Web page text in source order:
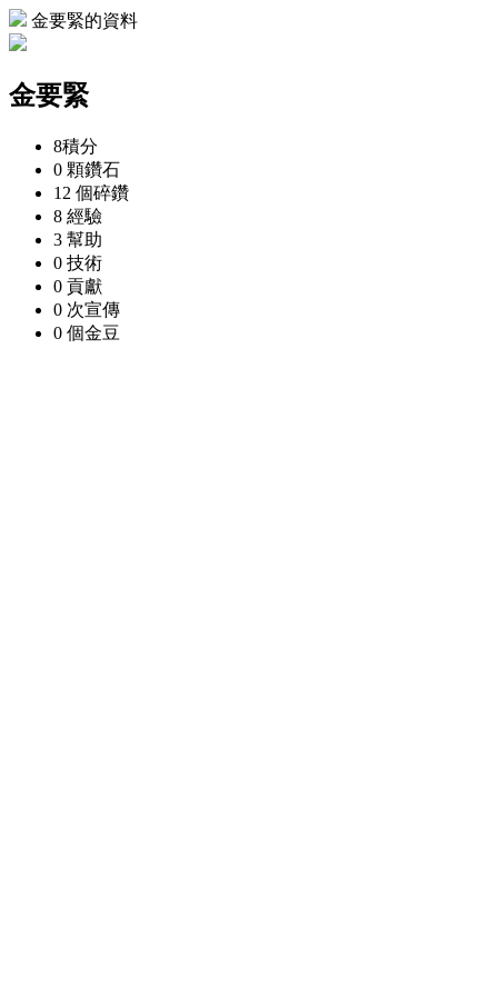
金要緊的資料
金要緊
8積分
0 顆鑽石
12 個碎鑽
8 經驗
3 幫助
0 技術
0 貢獻
0 次宣傳
0 個金豆